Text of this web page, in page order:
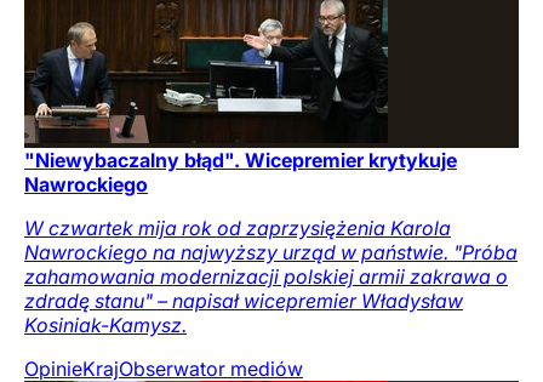
"Niewybaczalny błąd". Wicepremier krytykuje
Nawrockiego
W czwartek mija rok od zaprzysiężenia Karola
Nawrockiego na najwyższy urząd w państwie. "Próba
zahamowania modernizacji polskiej armii zakrawa o
zdradę stanu" – napisał wicepremier Władysław
Kosiniak-Kamysz.
OpinieKrajObserwator mediów